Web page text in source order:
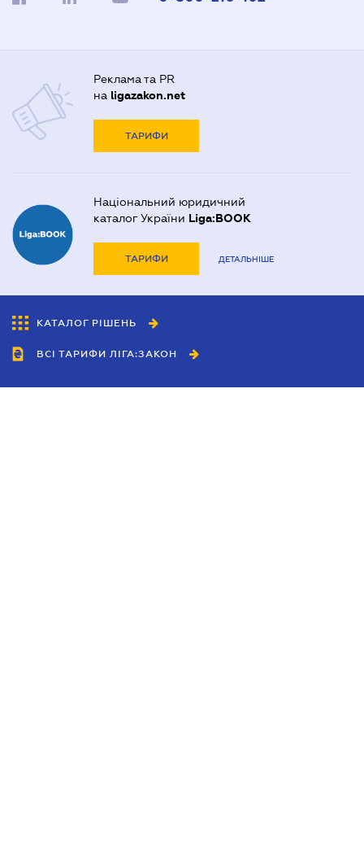
Реклама та PR
на ligazakon.net
ТАРИФИ
Національний юридичний
каталог України Liga:BOOK
ТАРИФИ ДЕТАЛЬНІШЕ
КАТАЛОГ РІШЕНЬ
ВСІ ТАРИФИ ЛІГА:ЗАКОН